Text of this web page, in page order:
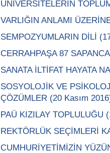
ÜNİVERSİTELERİN
VARLIĞIN ANLAMI
SEMPOZYUMLARIN DİLİ
CERRAHPAŞA 87
SANATA İLTİFAT HAYATA
SOSYOLOJİK VE
ÇÖZÜMLER (20 Kasım
PAÜ KIZILAY TOPLULUĞU
REKTÖRLÜK SEÇİMLERİ
CUMHURİYETİMİZİN